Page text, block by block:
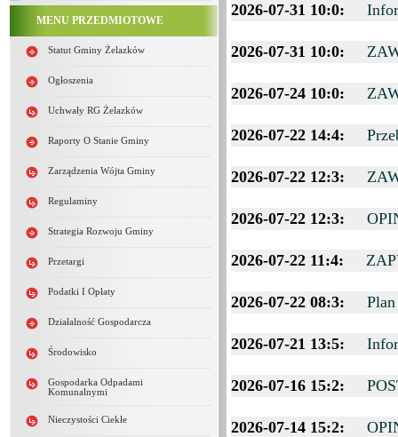
MENU PRZEDMIOTOWE
Statut Gminy Żelazków
Ogłoszenia
Uchwały RG Żelazków
Raporty O Stanie Gminy
Zarządzenia Wójta Gminy
Regulaminy
Strategia Rozwoju Gminy
Przetargi
Podatki I Opłaty
Działalność Gospodarcza
Środowisko
Gospodarka Odpadami
Komunalnymi
Nieczystości Ciekłe
2026-07-31 10:0:
2026-07-31 10:0:
2026-07-24 10:0:
2026-07-22 14:4:
2026-07-22 12:3:
2026-07-22 12:3:
2026-07-22 11:4:
2026-07-22 08:3:
2026-07-21 13:5:
2026-07-16 15:2:
2026-07-14 15:2: